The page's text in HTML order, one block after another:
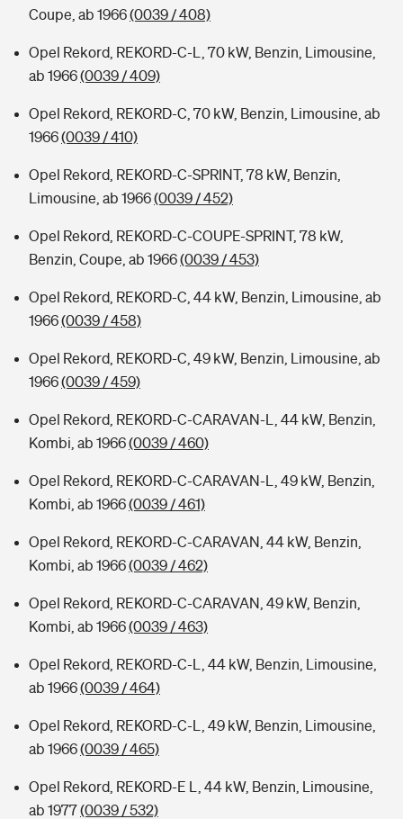
Coupe, ab 1966(0039 / 408)
Opel Rekord, REKORD-C-L, 70 kW, Benzin, Limousine,
ab 1966(0039 / 409)
Opel Rekord, REKORD-C, 70 kW, Benzin, Limousine, ab
1966(0039 / 410)
Opel Rekord, REKORD-C-SPRINT, 78 kW, Benzin,
Limousine, ab 1966(0039 / 452)
Opel Rekord, REKORD-C-COUPE-SPRINT, 78 kW,
Benzin, Coupe, ab 1966(0039 / 453)
Opel Rekord, REKORD-C, 44 kW, Benzin, Limousine, ab
1966(0039 / 458)
Opel Rekord, REKORD-C, 49 kW, Benzin, Limousine, ab
1966(0039 / 459)
Opel Rekord, REKORD-C-CARAVAN-L, 44 kW, Benzin,
Kombi, ab 1966(0039 / 460)
Opel Rekord, REKORD-C-CARAVAN-L, 49 kW, Benzin,
Kombi, ab 1966(0039 / 461)
Opel Rekord, REKORD-C-CARAVAN, 44 kW, Benzin,
Kombi, ab 1966(0039 / 462)
Opel Rekord, REKORD-C-CARAVAN, 49 kW, Benzin,
Kombi, ab 1966(0039 / 463)
Opel Rekord, REKORD-C-L, 44 kW, Benzin, Limousine,
ab 1966(0039 / 464)
Opel Rekord, REKORD-C-L, 49 kW, Benzin, Limousine,
ab 1966(0039 / 465)
Opel Rekord, REKORD-E L, 44 kW, Benzin, Limousine,
ab 1977(0039 / 532)